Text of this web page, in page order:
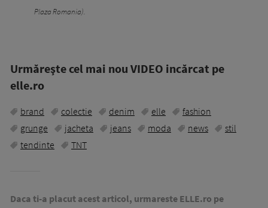
Plaza Romania).
Urmăreşte cel mai nou VIDEO incărcat pe
elle.ro
brand colectie denim elle
fashion
grunge
jacheta jeans moda news
stil
tendinte
TNT
Daca ti-a placut acest articol, urmareste ELLE.ro pe